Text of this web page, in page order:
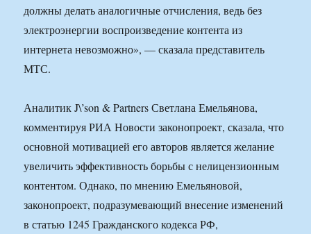
должны делать аналогичные отчисления, ведь без
электроэнергии воспроизведение контента из
интернета невозможно», — сказала представитель
МТС.
Аналитик J\’son & Partners Светлана Емельянова,
комментируя РИА Новости законопроект, сказала, что
основной мотивацией его авторов является желание
увеличить эффективность борьбы с нелицензионным
контентом. Однако, по мнению Емельяновой,
законопроект, подразумевающий внесение изменений
в статью 1245 Гражданского кодекса РФ,